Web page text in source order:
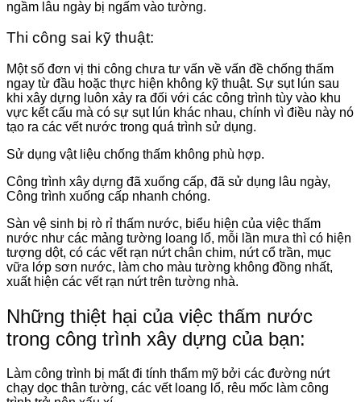
ngầm lâu ngày bị ngấm vào tường.
Thi công sai kỹ thuật:
Một số đơn vị thi công chưa tư vấn về vấn đề chống thấm
ngay từ đầu hoặc thực hiện không kỹ thuật. Sự sụt lún sau
khi xây dựng luôn xảy ra đối với các công trình tùy vào khu
vực kết cấu mà có sự sụt lún khác nhau, chính vì điều này nó
tạo ra các vết nước trong quá trình sử dụng.
Sử dụng vật liệu chống thấm không phù hợp.
Công trình xây dựng đã xuống cấp, đã sử dụng lâu ngày,
Công trình xuống cấp nhanh chóng.
Sàn vệ sinh bị rò rỉ thấm nước, biểu hiện của việc thấm
nước như các mảng tường loang lổ, mỗi lần mưa thì có hiện
tượng dột, có các vết rạn nứt chân chim, nứt cổ trần, mục
vữa lớp sơn nước, làm cho màu tường không đồng nhất,
xuất hiện các vết rạn nứt trên tường nhà.
Những thiệt hại của việc thấm nước
trong công trình xây dựng của bạn:
Làm công trình bị mất đi tính thẩm mỹ bởi các đường nứt
chạy dọc thân tường, các vết loang lổ, rêu mốc làm công